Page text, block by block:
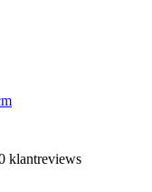
klantreviews